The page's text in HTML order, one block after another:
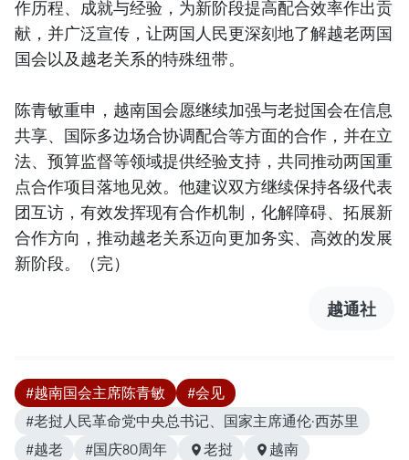
作历程、成就与经验，为新阶段提高配合效率作出贡
献，并广泛宣传，让两国人民更深刻地了解越老两国
国会以及越老关系的特殊纽带。
陈青敏重申，越南国会愿继续加强与老挝国会在信息
共享、国际多边场合协调配合等方面的合作，并在立
法、预算监督等领域提供经验支持，共同推动两国重
点合作项目落地见效。他建议双方继续保持各级代表
团互访，有效发挥现有合作机制，化解障碍、拓展新
合作方向，推动越老关系迈向更加务实、高效的发展
新阶段。（完）
越通社
#越南国会主席陈青敏
#会见
#老挝人民革命党中央总书记、国家主席通伦·西苏里
#越老
#国庆80周年 老挝 越南